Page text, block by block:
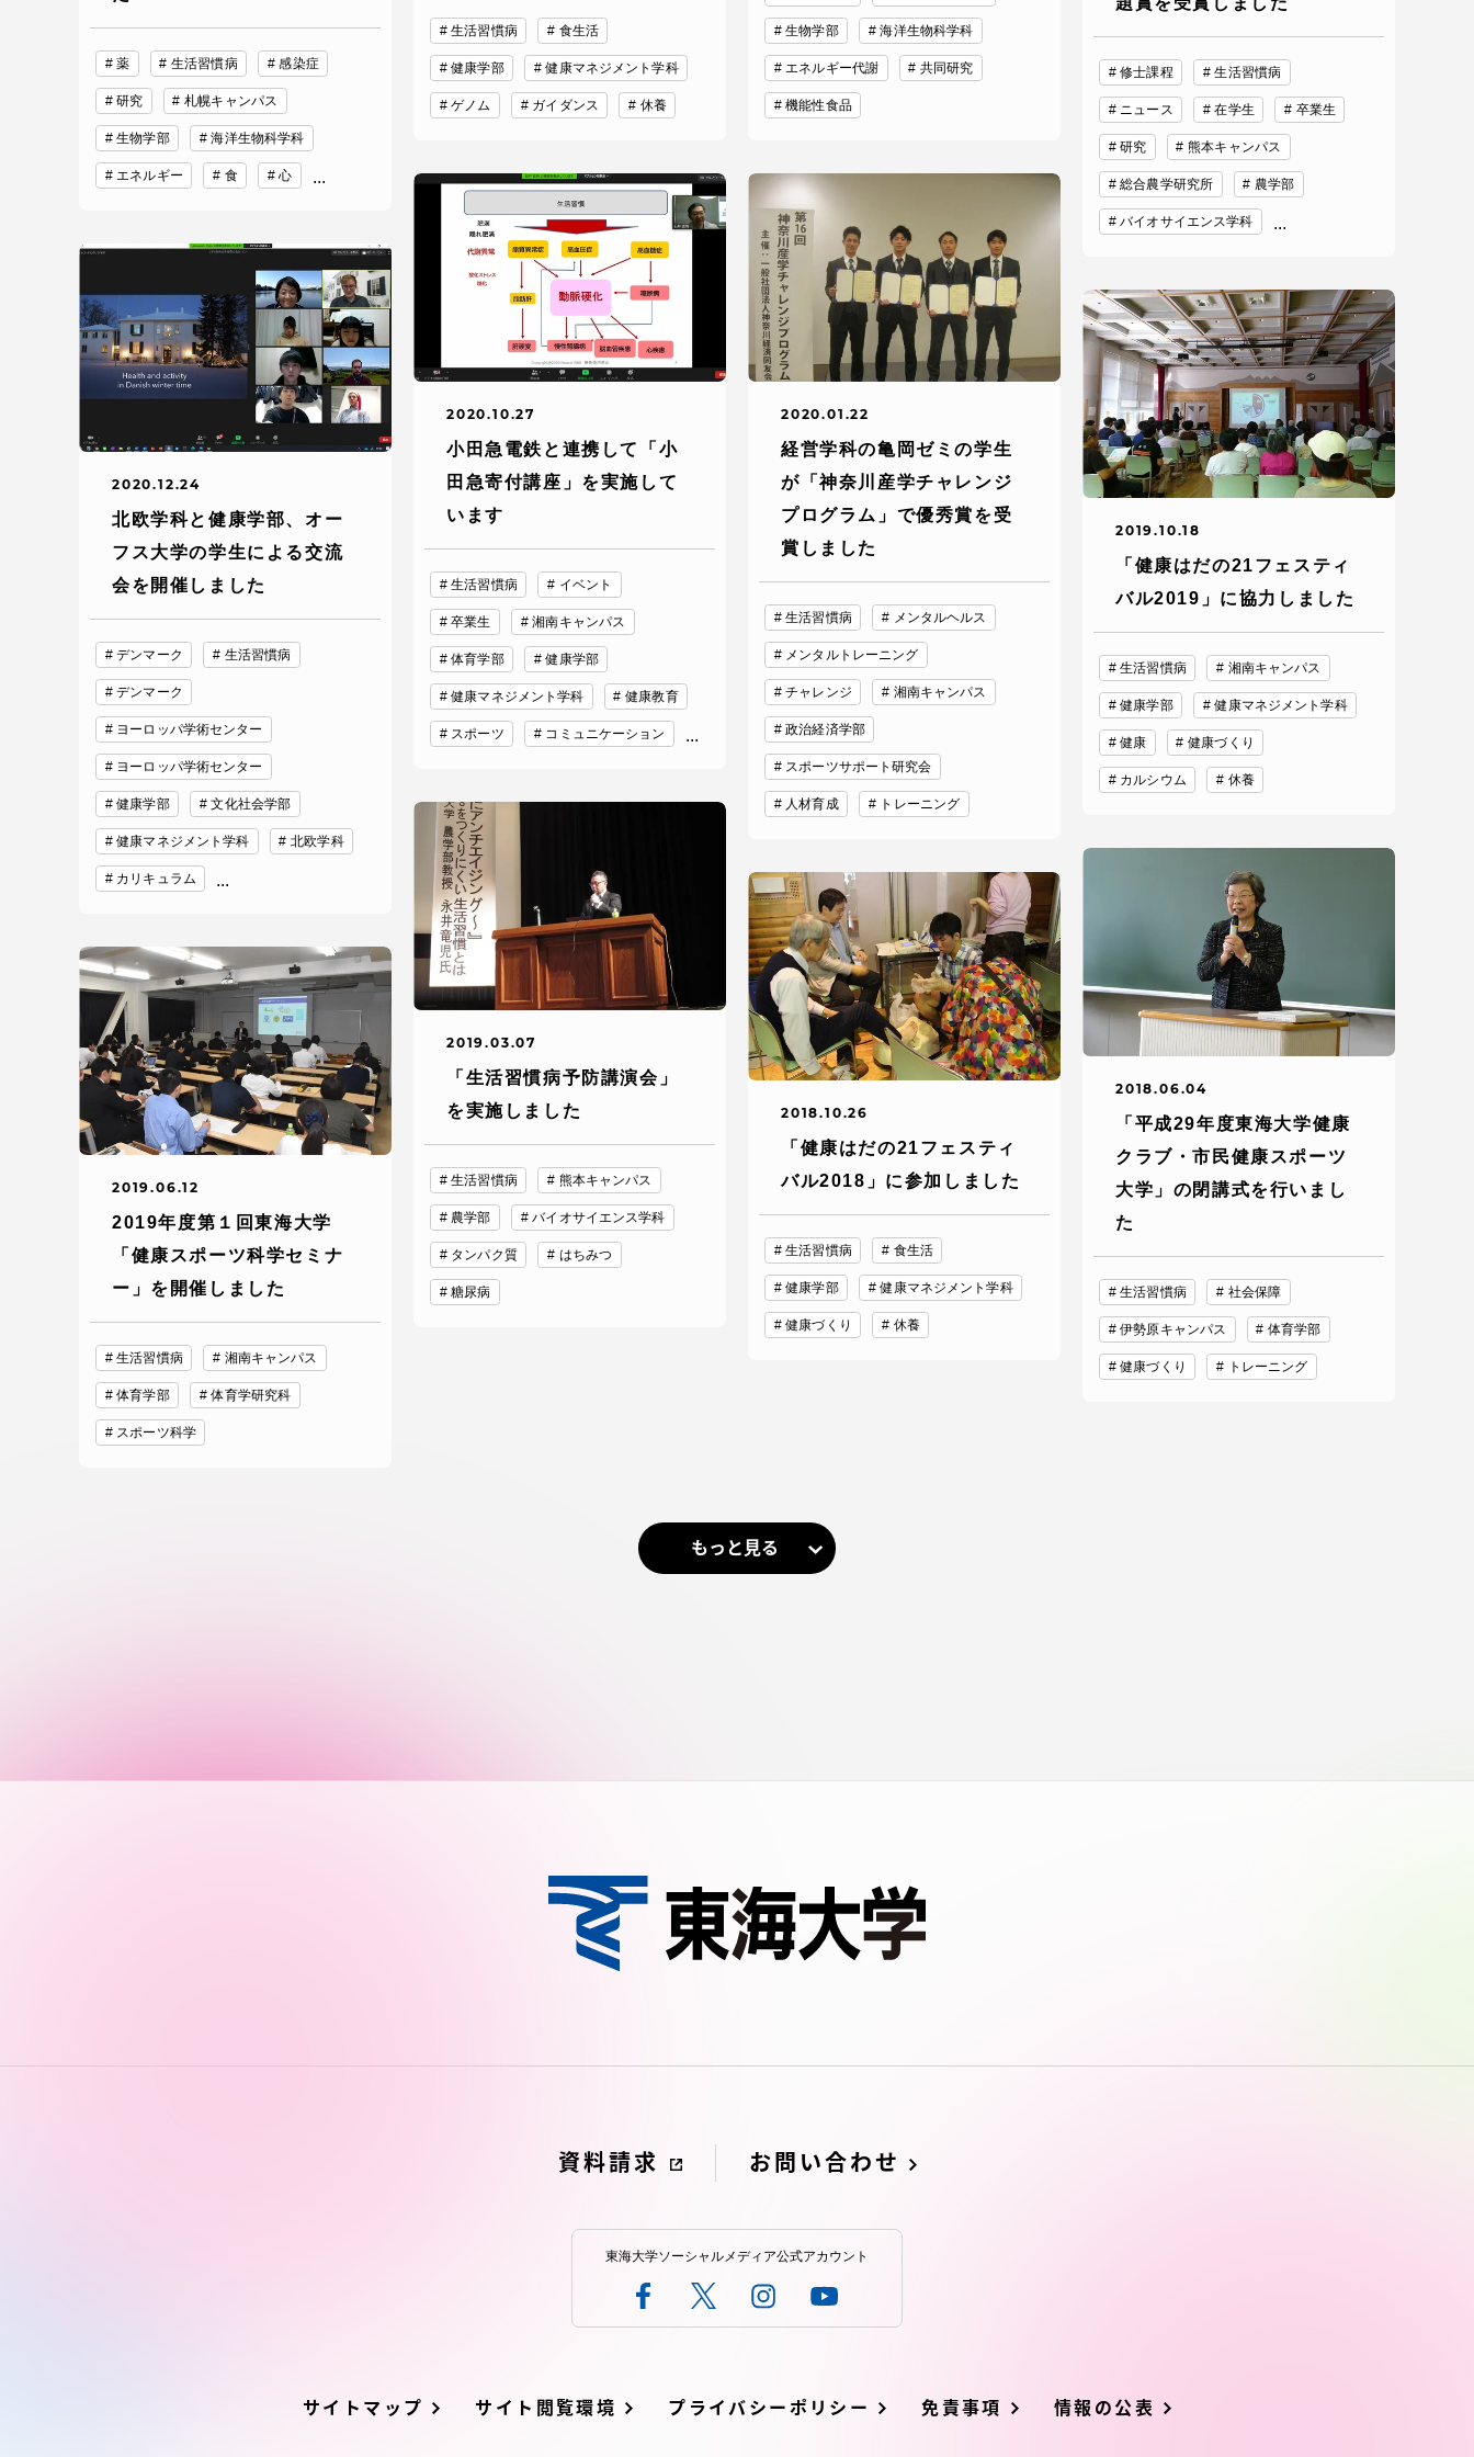
薬 生活習慣病 感染症
研究 札幌キャンパス
生物学部 海洋生物科学科
エネルギー 食 心 ...
生活習慣病 食生活
健康学部 健康マネジメント学科
ゲノム ガイダンス 休養
生物学部 海洋生物科学科
エネルギー代謝 共同研究
機能性食品
修士課程 生活習慣病
ニュース 在学生 卒業生
研究 熊本キャンパス
総合農学研究所 農学部
バイオサイエンス学科 ...
2020.12.24
北欧学科と健康学部、オー
フス大学の学生による交流
会を開催しました
デンマーク 生活習慣病
デンマーク
ヨーロッパ学術センター
ヨーロッパ学術センター
健康学部 文化社会学部
健康マネジメント学科 北欧学科
カリキュラム ...
2020.10.27
小田急電鉄と連携して「小
田急寄付講座」を実施して
います
生活習慣病 イベント
卒業生 湘南キャンパス
体育学部 健康学部
健康マネジメント学科 健康教育
スポーツ コミュニケーション ...
2020.01.22
経営学科の亀岡ゼミの学生
が「神奈川産学チャレンジ
プログラム」で優秀賞を受
賞しました
生活習慣病 メンタルヘルス
メンタルトレーニング
チャレンジ 湘南キャンパス
政治経済学部
スポーツサポート研究会
人材育成 トレーニング
2019.10.18
「健康はだの21フェスティ
バル2019」に協力しました
生活習慣病 湘南キャンパス
健康学部 健康マネジメント学科
健康 健康づくり
カルシウム 休養
2019.06.12
2019年度第１回東海大学
「健康スポーツ科学セミナ
ー」を開催しました
生活習慣病 湘南キャンパス
体育学部 体育学研究科
スポーツ科学
2019.03.07
「生活習慣病予防講演会」
を実施しました
生活習慣病 熊本キャンパス
農学部 バイオサイエンス学科
タンパク質 はちみつ
糖尿病
2018.10.26
「健康はだの21フェスティ
バル2018」に参加しました
生活習慣病 食生活
健康学部 健康マネジメント学科
健康づくり 休養
2018.06.04
「平成29年度東海大学健康
クラブ・市民健康スポーツ
大学」の閉講式を行いまし
た
生活習慣病 社会保障
伊勢原キャンパス 体育学部
健康づくり トレーニング
もっと見る
資料請求 お問い合わせ
東海大学ソーシャルメディア公式アカウント
サイトマップ サイト閲覧環境 プライバシーポリシー 免責事項 情報の公表
留学生への情報 – TOKAI
Inbound
海外ネットワーク
特色ある国際活動
グローバル大学へ向けた取り組
みのための基本理念
語学教育センター
キャリア就職（採用担当者向け
情報）
卒業生サービス プライバシーポリシー
免責事項
お問い合わせ
本学教職員向け情報
アクセス情報
品川キャンパス 湘南キャンパス 伊勢原キャンパス
阿蘇くまもと
臨空キャンパス
TOKAIスポーツ
卒業にあたっての
アンケート
認証評価
像と３つのポリシ
中文